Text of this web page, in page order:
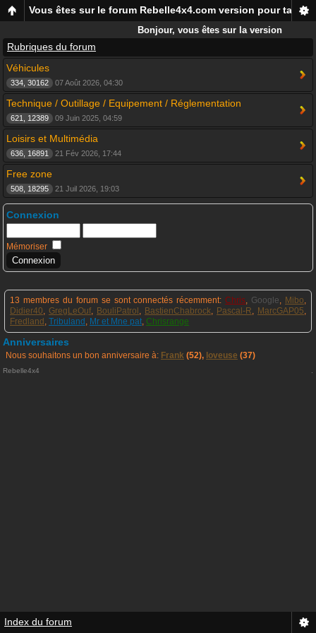
Vous êtes sur le forum Rebelle4x4.com version pour
Bonjour, vous êtes sur la version
mobile du forum Rebelle4x4, pour
Rubriques du forum
Véhicules
334, 30162 07 Août 2026, 04:30
Technique / Outillage / Equipement / Réglementation
621, 12389 09 Juin 2025, 04:59
Loisirs et Multimédia
636, 16891 21 Fév 2026, 17:44
Free zone
508, 18295 21 Juil 2026, 19:03
Connexion
Mémoriser
13 membres du forum se sont connectés récemment:Chris, Google, Mibo,
Didier40, GregLeOuf, BouliPatrol , BastienChabrock, Pascal-R, MarcGAP05,
Fredland , Tribuland , Mr et Mne pat, Chrisrange
Anniversaires
Nous souhaitons un bon anniversaire à: Frank (52), loveuse (37)
Rebelle4x4
Index du forum